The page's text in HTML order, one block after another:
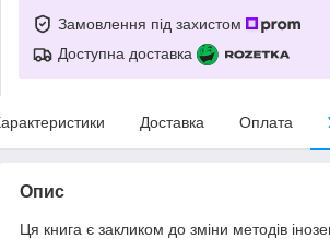
Замовлення під захистом
Доступна доставка
Доставка Оплата
Опис
Ця книга є закликом до зміни методів